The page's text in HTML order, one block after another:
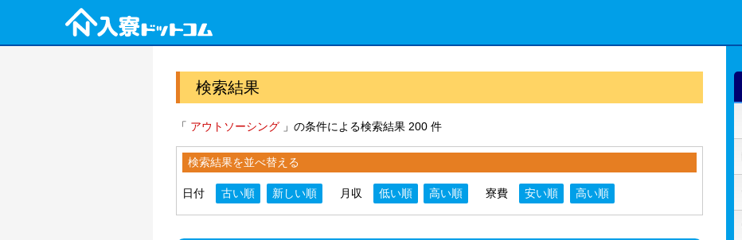
検索結果
「 アウトソーシング 」の条件による検索結果 200 件
検索結果を並べ替える
日付 古い順 新しい順 月収 低い順 高い順 寮費 安い順 高い順